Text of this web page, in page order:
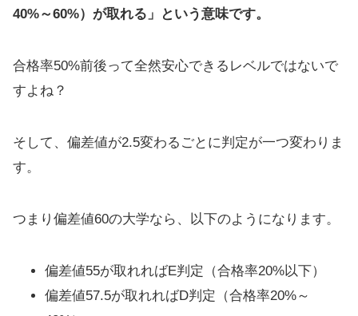
40%～60%）が取れる」という意味です。
合格率50%前後って全然安心できるレベルではないで
すよね？
そして、偏差値が2.5変わるごとに判定が一つ変わりま
す。
つまり偏差値60の大学なら、以下のようになります。
偏差値55が取れればE判定（合格率20%以下）
偏差値57.5が取れればD判定（合格率20%～